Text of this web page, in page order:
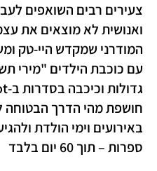
צעירים רבים השואפים
ואנושית לא מוצאים את
המודרני שמקדש היי-טק
עם כוכבת הילדים "מירי
חושפת מהי הדרך הבטוחה
ספרות – תוך 60 יום בלבד